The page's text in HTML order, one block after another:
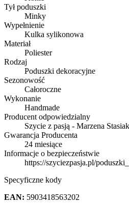
Tył poduszki
Minky
Wypełnienie
Kulka sylikonowa
Materiał
Poliester
Rodzaj
Poduszki dekoracyjne
Sezonowość
Całoroczne
Wykonanie
Handmade
Producent odpowiedzialny
Szycie z pasją - Marzena Stasiak
Gwarancja Producenta
24 miesiące
Informacje o bezpieczeństwie
https://szyciezpasja.pl/
Specyficzne kody
EAN: 5903418563202